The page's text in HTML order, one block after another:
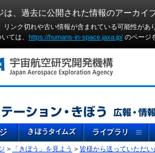
は、過去に公開された情報のアーカイ
リンク切れや古い情報が含まれている可能性が
ては、 https://humans-in-space.jaxa.jp/ のページ
> 「きぼう」を見よう > 皆様から送っていただい